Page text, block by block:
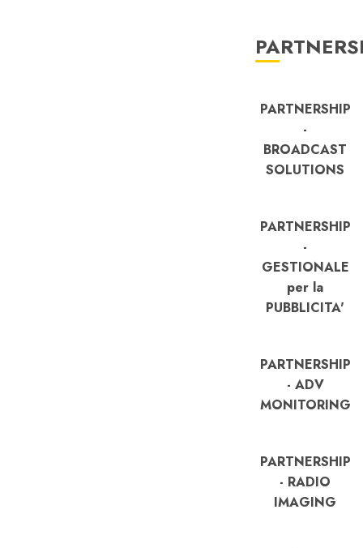
PARTNERSHIP
-
BROADCAST
SOLUTIONS
PARTNERSHIP
-
GESTIONALE
per la
PUBBLICITA'
PARTNERSHIP
- ADV
MONITORING
PARTNERSHIP
- RADIO
IMAGING